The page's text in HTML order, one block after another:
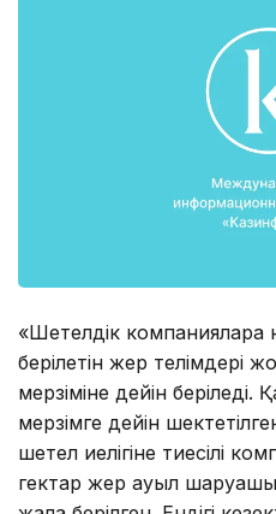
«Шетелдiк компанияларға
берiлетiн жер телiмдерi
мерзiмiне дейiн берiледi.
мерзiмге дейiн
шетел иелiгiне тиесiлi
гектар жер ауыл